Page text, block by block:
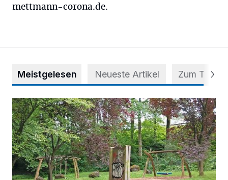
mettmann-corona.de.
Meistgelesen Neueste Artikel Zum Thema
Spielplatz im Stadtwald wird aufgewertet